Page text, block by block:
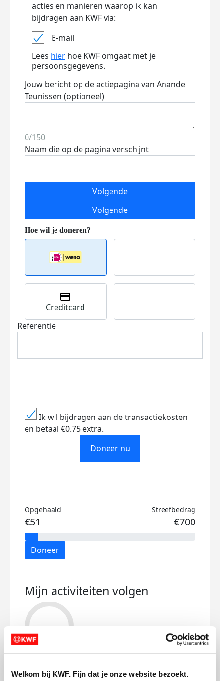
Welkom bij KWF. Fijn dat je onze website bezoekt.
acties en manieren waarop ik kan
bijdragen aan KWF via:
E-mail
Lees hier hoe KWF omgaat met je
persoonsgegevens.
Jouw bericht op de actiepagina van Anande
Teunissen (optioneel)
0/150
Naam die op de pagina verschijnt
Volgende
Volgende
Creditcard
Referentie
Ik wil bijdragen aan de transactiekosten
en betaal €0.75 extra.
Doneer nu
Opgehaald
€51
Streefbedrag
€700
Doneer
Mijn activiteiten volgen
kms